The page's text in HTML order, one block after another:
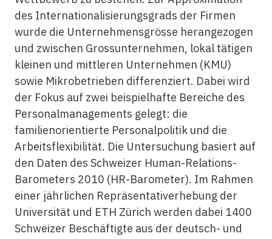
des Internationalisierungsgrads der Firmen
wurde die Unternehmensgrösse herangezogen
und zwischen Grossunternehmen, lokal tätigen
kleinen und mittleren Unternehmen (KMU)
sowie Mikrobetrieben differenziert. Dabei wird
der Fokus auf zwei beispielhafte Bereiche des
Personalmanagements gelegt: die
familienorientierte Personalpolitik und die
Arbeitsflexibilität. Die Untersuchung basiert auf
den Daten des Schweizer Human-Relations-
Barometers 2010 (HR-Barometer). Im Rahmen
einer jährlichen Repräsentativerhebung der
Universität und ETH Zürich werden dabei 1400
Schweizer Beschäftigte aus der deutsch- und